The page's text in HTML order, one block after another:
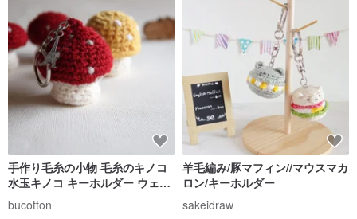
手作り毛糸の小物 毛糸のキノコ
水玉キノコ キーホルダー ウェデ
ィングプチギフト
bucotton
羊毛編み/豚マフィン//マウスマカ
ロン/キーホルダー
sakeidraw